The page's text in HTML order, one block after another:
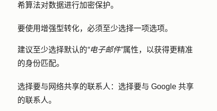
希算法对数据进行加密保护。
要使用增强型转化，必须至少选择一项选项。
建议至少选择默认的“电子邮件”属性，以获得更精准
的身份匹配。
选择要与网络共享的联系人： 选择要与 Google 共享
的联系人。